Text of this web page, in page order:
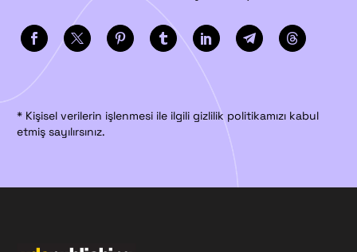
* Kişisel verilerin işlenmesi ile ilgili gizlilik politikamızı kabul
etmiş sayılırsınız.